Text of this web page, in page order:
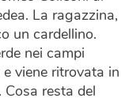
La ragazzina,
un cardellino.
nei campi
viene ritrovata in
resta del